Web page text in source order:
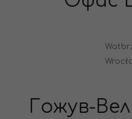
Гожув-